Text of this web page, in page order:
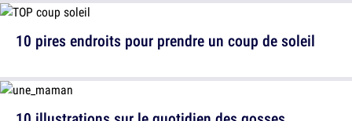
10 pires endroits pour prendre un coup de soleil